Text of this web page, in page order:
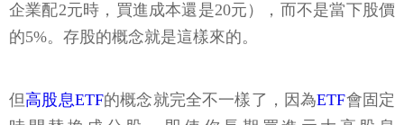
企業配2元時，買進成本還是20元），而不是當下股價
的5%。存股的概念就是這樣來的。
但高股息ETF的概念就完全不一樣了，因為ETF會固定